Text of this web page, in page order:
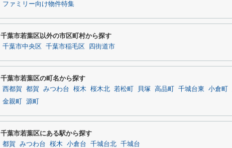
ファミリー向け物件特集
千葉市若葉区以外の市区町村から探す
千葉市中央区 千葉市稲毛区 四街道市
千葉市若葉区の町名から探す
西都賀 都賀 みつわ台 桜木 桜木北 若松町 貝塚 高品町 千城台東 小倉町
金親町
源町
千葉市若葉区にある駅から探す
都賀 みつわ台 桜木 小倉台 千城台北 千城台